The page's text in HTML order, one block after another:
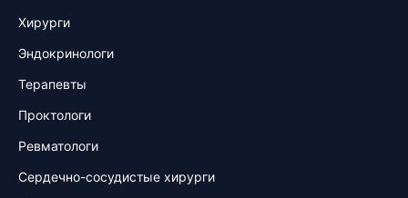
Хирурги
Эндокринологи
Терапевты
Проктологи
Ревматологи
Сердечно-сосудистые хирурги